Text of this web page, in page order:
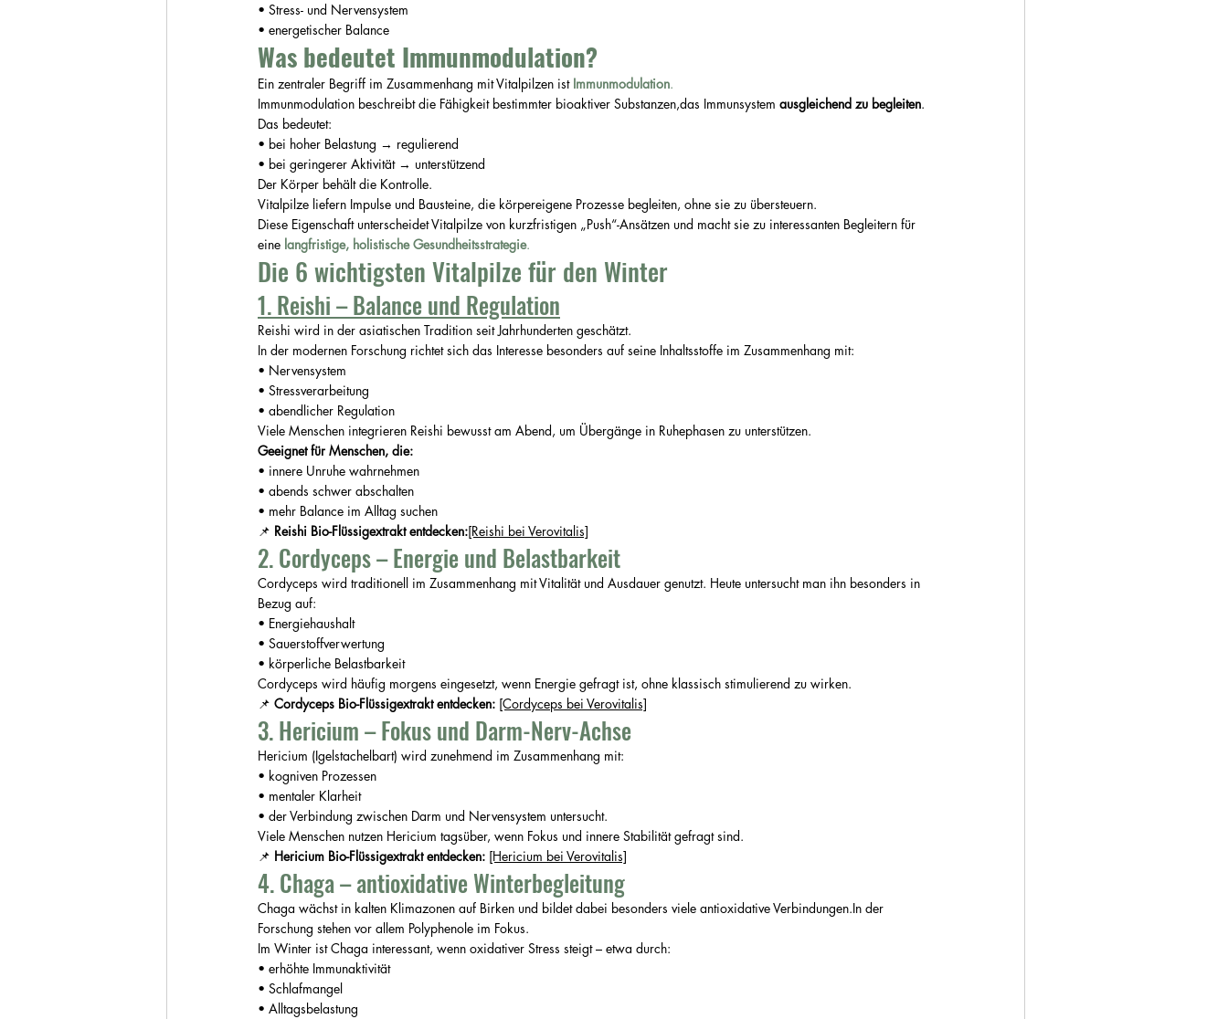
• Stress- und Nervensystem
• energetischer Balance
Was bedeutet Immunmodulation?
Ein zentraler Begriff im Zusammenhang mit Vitalpilzen ist Immunmodulation.
Immunmodulation beschreibt die Fähigkeit bestimmter bioaktiver Substanzen,das Immunsystem ausgleichend zu begleiten.
Das bedeutet:
• bei hoher Belastung → regulierend
• bei geringerer Aktivität → unterstützend
Der Körper behält die Kontrolle.
Vitalpilze liefern Impulse und Bausteine, die körpereigene Prozesse begleiten, ohne sie zu übersteuern.
Diese Eigenschaft unterscheidet Vitalpilze von kurzfristigen „Push“-Ansätzen und macht sie zu interessanten Begleitern für
eine langfristige, holistische Gesundheitsstrategie.
Die 6 wichtigsten Vitalpilze für den Winter
1. Reishi – Balance und Regulation
Reishi wird in der asiatischen Tradition seit Jahrhunderten geschätzt.
In der modernen Forschung richtet sich das Interesse besonders auf seine Inhaltsstoffe im Zusammenhang mit:
• Nervensystem
• Stressverarbeitung
• abendlicher Regulation
Viele Menschen integrieren Reishi bewusst am Abend, um Übergänge in Ruhephasen zu unterstützen.
Geeignet für Menschen, die:
• innere Unruhe wahrnehmen
• abends schwer abschalten
• mehr Balance im Alltag suchen
📌 Reishi Bio-Flüssigextrakt entdecken:[Reishi bei Verovitalis]
2. Cordyceps – Energie und Belastbarkeit
Cordyceps wird traditionell im Zusammenhang mit Vitalität und Ausdauer genutzt. Heute untersucht man ihn besonders in
Bezug auf:
• Energiehaushalt
• Sauerstoffverwertung
• körperliche Belastbarkeit
Cordyceps wird häufig morgens eingesetzt, wenn Energie gefragt ist, ohne klassisch stimulierend zu wirken.
📌 Cordyceps Bio-Flüssigextrakt entdecken: [Cordyceps bei Verovitalis]
3. Hericium – Fokus und Darm-Nerv-Achse
Hericium (Igelstachelbart) wird zunehmend im Zusammenhang mit:
• kogniven Prozessen
• mentaler Klarheit
• der Verbindung zwischen Darm und Nervensystem untersucht.
Viele Menschen nutzen Hericium tagsüber, wenn Fokus und innere Stabilität gefragt sind.
📌 Hericium Bio-Flüssigextrakt entdecken: [Hericium bei Verovitalis]
4. Chaga – antioxidative Winterbegleitung
Chaga wächst in kalten Klimazonen auf Birken und bildet dabei besonders viele antioxidative Verbindungen.In der
Forschung stehen vor allem Polyphenole im Fokus.
Im Winter ist Chaga interessant, wenn oxidativer Stress steigt – etwa durch:
• erhöhte Immunaktivität
• Schlafmangel
• Alltagsbelastung